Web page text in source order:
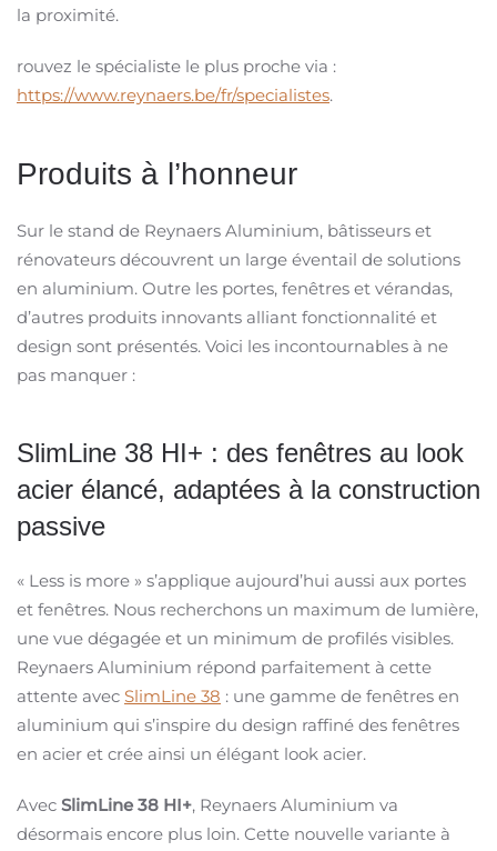
la proximité.
rouvez le spécialiste le plus proche via :
https://www.reynaers.be/fr/specialistes.
Produits à l’honneur
Sur le stand de Reynaers Aluminium, bâtisseurs et
rénovateurs découvrent un large éventail de solutions
en aluminium. Outre les portes, fenêtres et vérandas,
d’autres produits innovants alliant fonctionnalité et
design sont présentés. Voici les incontournables à ne
pas manquer :
SlimLine 38 HI+ : des fenêtres au look
acier élancé, adaptées à la construction
passive
« Less is more » s’applique aujourd’hui aussi aux portes
et fenêtres. Nous recherchons un maximum de lumière,
une vue dégagée et un minimum de profilés visibles.
Reynaers Aluminium répond parfaitement à cette
attente avec SlimLine 38 : une gamme de fenêtres en
aluminium qui s’inspire du design raffiné des fenêtres
en acier et crée ainsi un élégant look acier.
Avec SlimLine 38 HI+, Reynaers Aluminium va
désormais encore plus loin. Cette nouvelle variante à